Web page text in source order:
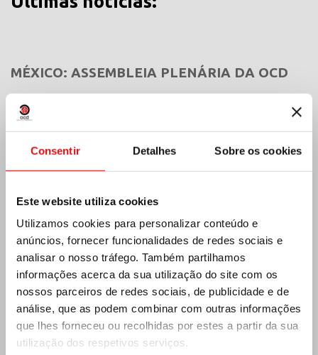
Consentir Detalhes Sobre os cookies
Este website utiliza cookies
Utilizamos cookies para personalizar conteúdo e
anúncios, fornecer funcionalidades de redes sociais e
analisar o nosso tráfego. Também partilhamos
informações acerca da sua utilização do site com os
nossos parceiros de redes sociais, de publicidade e de
análise, que as podem combinar com outras informações
que lhes forneceu ou recolhidas por estes a partir da sua
utilização dos respetivos serviços.
MÉXICO: ASSEMBLEIA PLENÁRIA DA OCD
Índia: Bênção e inauguração do museu Lumen
Carmeli